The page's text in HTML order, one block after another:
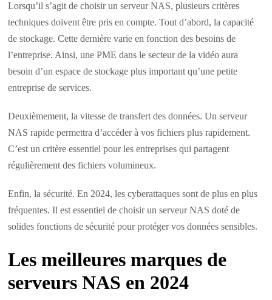
Lorsqu’il s’agit de choisir un serveur NAS, plusieurs critères
techniques doivent être pris en compte. Tout d’abord, la capacité
de stockage. Cette dernière varie en fonction des besoins de
l’entreprise. Ainsi, une PME dans le secteur de la vidéo aura
besoin d’un espace de stockage plus important qu’une petite
entreprise de services.
Deuxièmement, la vitesse de transfert des données. Un serveur
NAS rapide permettra d’accéder à vos fichiers plus rapidement.
C’est un critère essentiel pour les entreprises qui partagent
régulièrement des fichiers volumineux.
Enfin, la sécurité. En 2024, les cyberattaques sont de plus en plus
fréquentes. Il est essentiel de choisir un serveur NAS doté de
solides fonctions de sécurité pour protéger vos données sensibles.
Les meilleures marques de
serveurs NAS en 2024